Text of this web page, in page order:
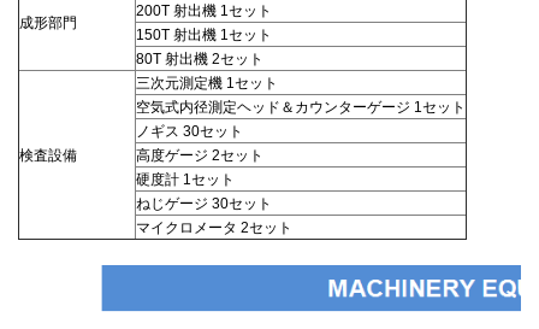
成形部門
200T 射出機 1セット
150T 射出機 1セット
80T 射出機 2セット
検査設備
三次元測定機 1セット
空気式内径測定ヘッド＆カウンターゲージ 1セット
ノギス 30セット
高度ゲージ 2セット
硬度計 1セット
ねじゲージ 30セット
マイクロメータ 2セット